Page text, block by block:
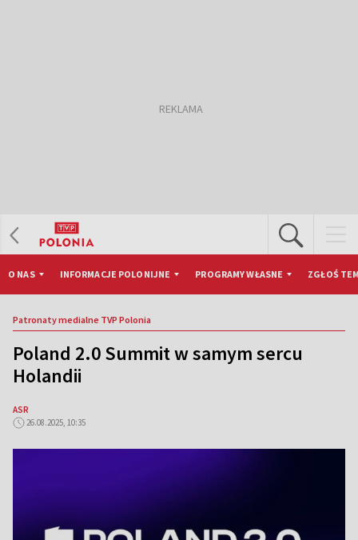
O NAS INFORMACJE POLONIJNE PROGRAMY WŁASNE ZGŁOŚ
Patronaty medialne TVP Polonia
Poland 2.0 Summit w samym sercu
Holandii
ASR
26.08.2025, 10:35